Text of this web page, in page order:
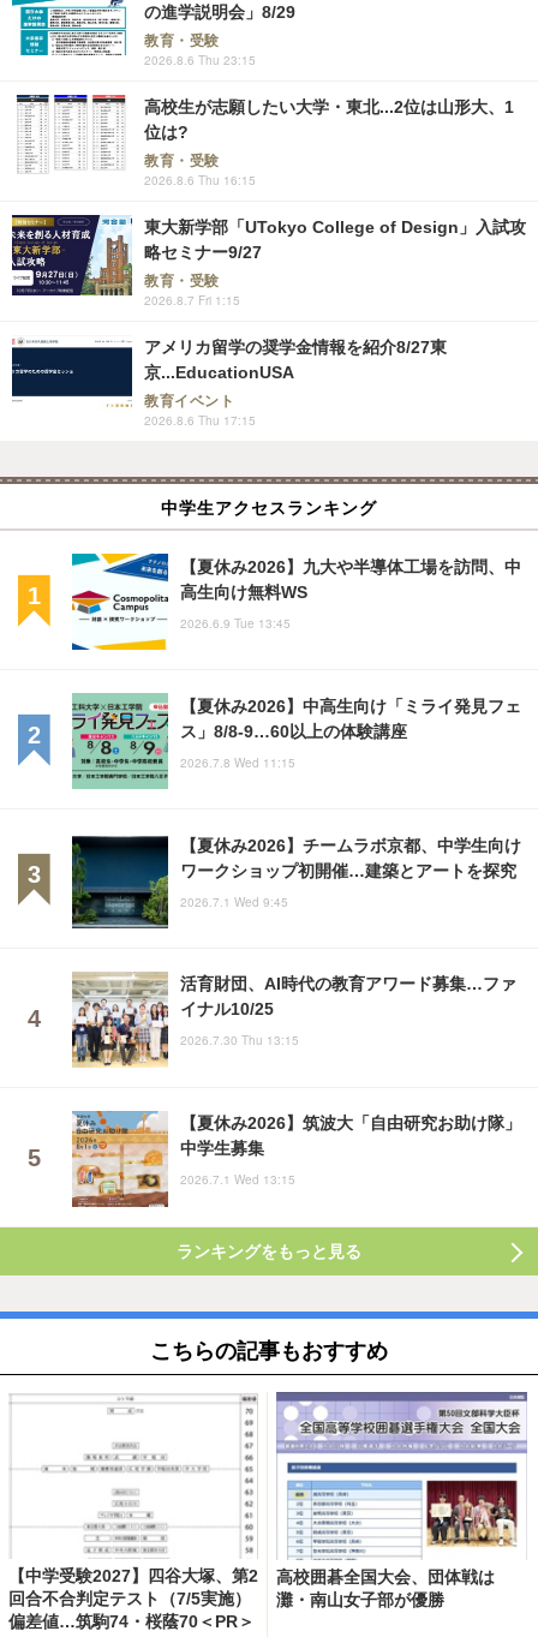
の進学説明会」8/29
教育・受験
2026.8.6 Thu 23:15
高校生が志願したい大学・東北...2位は山形大、1
位は?
教育・受験
2026.8.6 Thu 16:15
東大新学部「UTokyo College of Design」入試攻
略セミナー9/27
教育・受験
2026.8.7 Fri 1:15
アメリカ留学の奨学金情報を紹介8/27東
京...EducationUSA
教育イベント
2026.8.6 Thu 17:15
中学生アクセスランキング
【夏休み2026】九大や半導体工場を訪問、中
高生向け無料WS
2026.6.9 Tue 13:45
【夏休み2026】中高生向け「ミライ発見フェ
ス」8/8-9…60以上の体験講座
2026.7.8 Wed 11:15
【夏休み2026】チームラボ京都、中学生向け
ワークショップ初開催…建築とアートを探究
2026.7.1 Wed 9:45
活育財団、AI時代の教育アワード募集…ファ
イナル10/25
2026.7.30 Thu 13:15
【夏休み2026】筑波大「自由研究お助け隊」
中学生募集
2026.7.1 Wed 13:15
ランキングをもっと見る
こちらの記事もおすすめ
【中学受験2027】四谷大塚、第2
回合不合判定テスト（7/5実施）
偏差値…筑駒74・桜蔭70＜PR＞
高校囲碁全国大会、団体戦は
灘・南山女子部が優勝